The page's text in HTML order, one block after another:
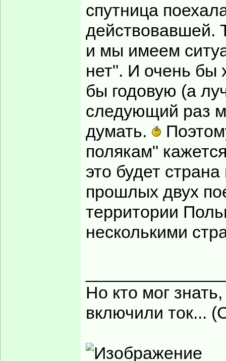
спутница
действовавшей.
и мы имеем
нет". И очень бы
бы годовую (а
следующий раз
думать.
полякам"
это будет
прошлых двух
территории
несколькими
Но кто мог
включили ток...